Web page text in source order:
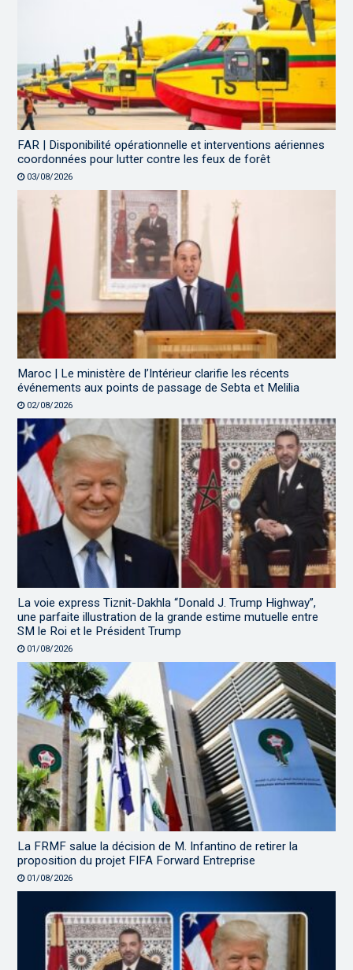
FAR | Disponibilité opérationnelle et interventions aériennes
coordonnées pour lutter contre les feux de forêt
03/08/2026
Maroc | Le ministère de l’Intérieur clarifie les récents
événements aux points de passage de Sebta et Melilia
02/08/2026
La voie express Tiznit-Dakhla “Donald J. Trump Highway”,
une parfaite illustration de la grande estime mutuelle entre
SM le Roi et le Président Trump
01/08/2026
La FRMF salue la décision de M. Infantino de retirer la
proposition du projet FIFA Forward Entreprise
01/08/2026